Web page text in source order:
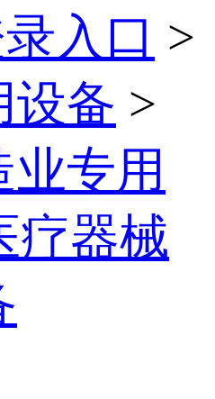
入口 >
设备 >
专用
疗器械